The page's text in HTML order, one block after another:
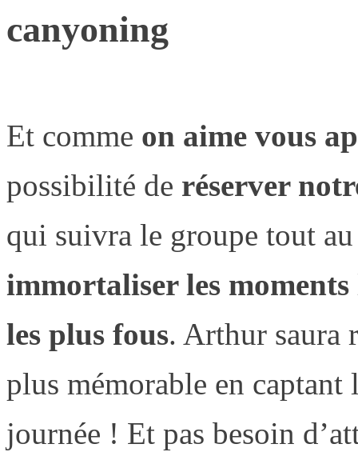
canyoning
Et comme on aime vous
possibilité de réserver
qui suivra le groupe tout
immortaliser les
les plus fous. Arthur saura
plus mémorable en
journée ! Et pas besoin